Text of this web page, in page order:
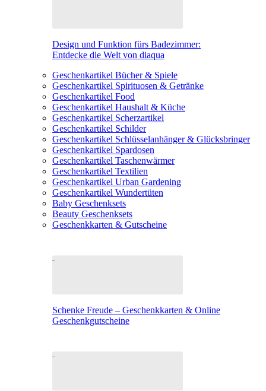
Design und Funktion fürs Badezimmer:
Entdecke die Welt von diaqua
Geschenkartikel Bücher & Spiele
Geschenkartikel Spirituosen & Getränke
Geschenkartikel Food
Geschenkartikel Haushalt & Küche
Geschenkartikel Scherzartikel
Geschenkartikel Schilder
Geschenkartikel Schlüsselanhänger & Glücksbringer
Geschenkartikel Spardosen
Geschenkartikel Taschenwärmer
Geschenkartikel Textilien
Geschenkartikel Urban Gardening
Geschenkartikel Wundertüten
Baby Geschenksets
Beauty Geschenksets
Geschenkkarten & Gutscheine
Schenke Freude – Geschenkkarten & Online
Geschenkgutscheine